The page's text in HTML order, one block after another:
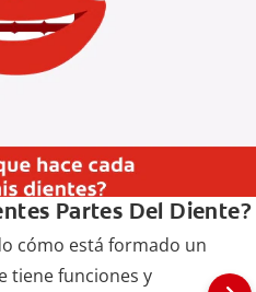
Partes Del Diente?
cómo está formado un
tiene funciones y